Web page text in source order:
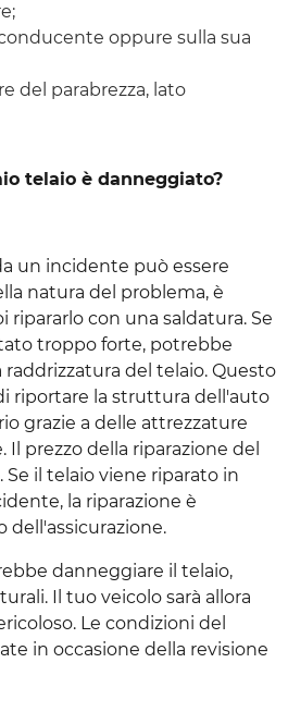
oppure sulla sua
del parabrezza, lato
telaio è danneggiato?
un incidente può essere
natura del problema, è
ripararlo con una saldatura. Se
troppo forte, potrebbe
raddrizzatura del telaio. Questo
riportare la struttura dell'auto
grazie a delle attrezzature
prezzo della riparazione del
il telaio viene riparato in
la riparazione è
dell'assicurazione.
danneggiare il telaio,
Il tuo veicolo sarà allora
Le condizioni del
in occasione della revisione